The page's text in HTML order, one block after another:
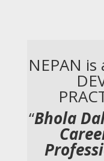
NEPAN
“Bhola